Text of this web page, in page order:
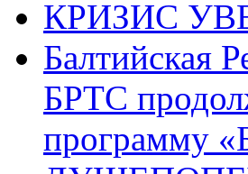
КРИЗИС
Балтийская
БРТС
программу